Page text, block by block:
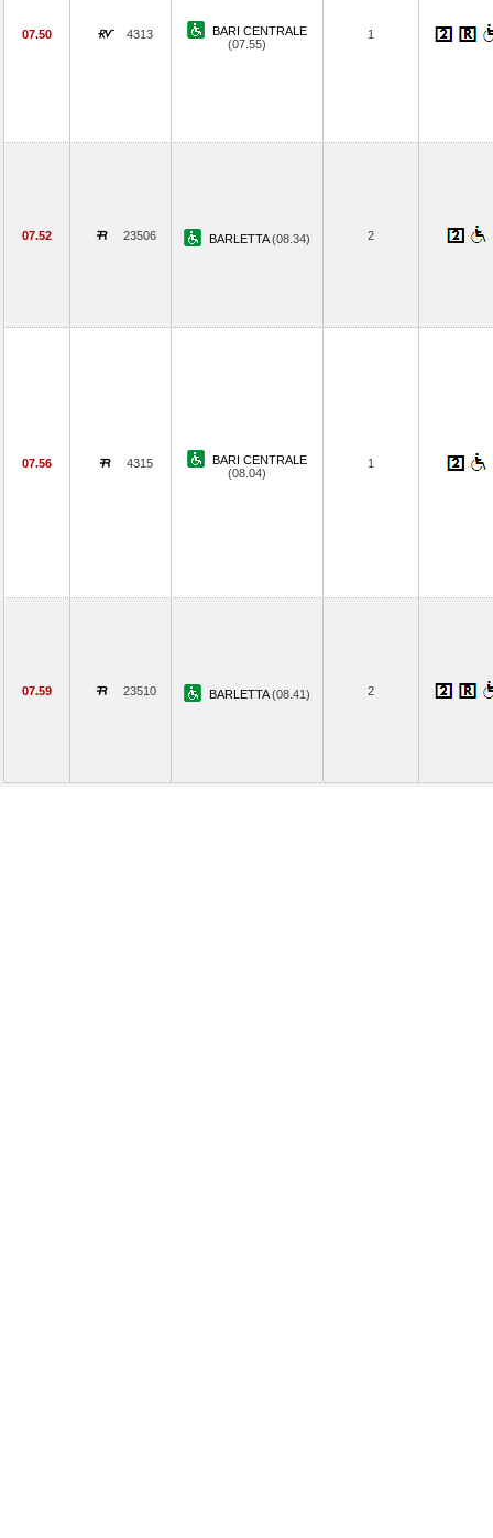
07.50 4313
BARI CENTRALE
(07.55)
1
07.52 23506 BARLETTA(08.34) 2
07.56 4315
BARI CENTRALE
(08.04)
1
07.59 23510 BARLETTA(08.41) 2